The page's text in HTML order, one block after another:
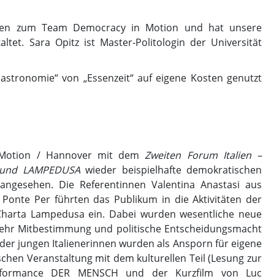
zum Team Democracy in Motion und hat unsere
Sara Opitz ist Master-Politologin der Universität
von „Essenzeit“ auf eigene Kosten genutzt
/ Hannover mit demZweiten Forum Italien –
LAMPEDUSAwieder beispielhafte demokratischen
Die Referentinnen Valentina Anastasi aus
Per führten das Publikum in die Aktivitäten der
Lampedusa ein. Dabei wurden wesentliche neue
Mitbestimmung und politische Entscheidungsmacht
jungen Italienerinnen wurden als Ansporn für eigene
Veranstaltung mit dem kulturellen Teil (Lesung zur
DER MENSCH und der Kurzfilm von Luc